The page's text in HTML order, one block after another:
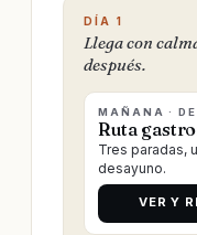
DÍA 1
Llega con
después.
MAÑANA ·
Ruta
Tres paradas,
desayuno.
VER Y